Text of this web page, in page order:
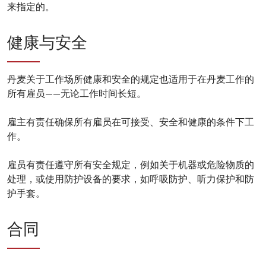
来指定的。
健康与安全
丹麦关于工作场所健康和安全的规定也适用于在丹麦工作的
所有雇员——无论工作时间长短。
雇主有责任确保所有雇员在可接受、安全和健康的条件下工
作。
雇员有责任遵守所有安全规定，例如关于机器或危险物质的
处理，或使用防护设备的要求，如呼吸防护、听力保护和防
护手套。
合同